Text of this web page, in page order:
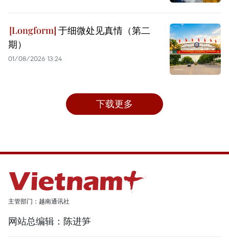
于细微处见真情（第二
期）
01/08/2026 13:24
下载更多
主管部门：越南通讯社
网站总编辑：陈进笋